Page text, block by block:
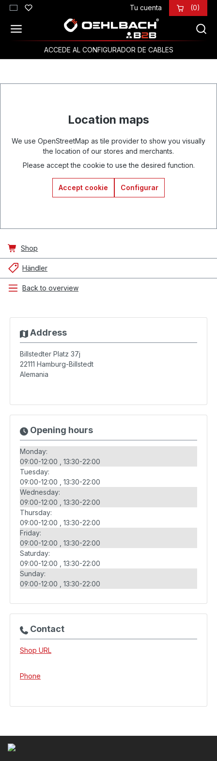
Saltar al contenido principal Tu cuenta (0)
ACCEDE AL CONFIGURADOR DE CABLES
Location maps
We use OpenStreetMap as tile provider to show you visually
the location of our stores and merchants.
Please accept the cookie to use the desired function.
Accept cookie Configurar
Shop
Händler
Back to overview
Address
Billstedter Platz 37j
22111 Hamburg-Billstedt
Alemania
Opening hours
Monday:
09:00-12:00
13:30-22:00
Tuesday:
09:00-12:00
13:30-22:00
Wednesday:
09:00-12:00
13:30-22:00
Thursday:
09:00-12:00
13:30-22:00
Friday:
09:00-12:00
13:30-22:00
Saturday:
09:00-12:00
13:30-22:00
Sunday:
09:00-12:00
13:30-22:00
Contact
Shop URL
Phone